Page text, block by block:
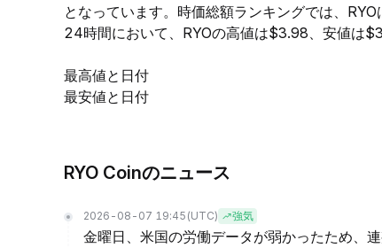
となっています。時価総額ランキングでは、
24時間において、RYOの高値は$3.98、安値は
最高値と日付
最安値と日付
RYO Coinのニュース
2026-08-07 19:45 (UTC) 強気
金曜日、米国の労働データが弱かったため、